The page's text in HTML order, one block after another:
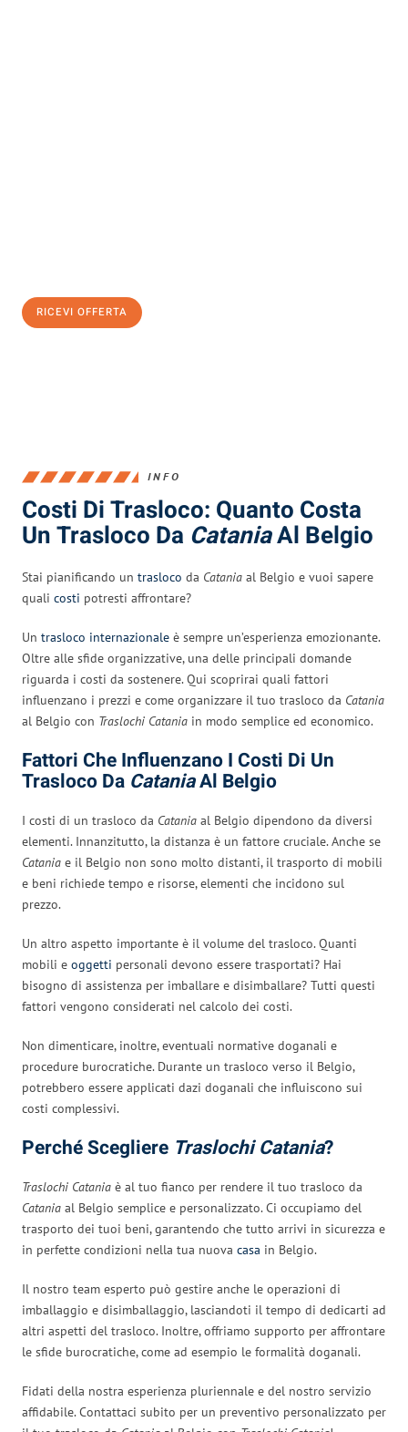
RICEVI OFFERTA
INFO
Costi Di Trasloco: Quanto Costa
Un Trasloco Da CataniaAl Belgio
Stai pianificando un trasloco da Catania al Belgio e vuoi sapere
quali costi potresti affrontare?
Un trasloco internazionale è sempre un’esperienza emozionante.
Oltre alle sfide organizzative, una delle principali domande
riguarda i costi da sostenere. Qui scoprirai quali fattori
influenzano i prezzi e come organizzare il tuo trasloco da Catania
al Belgio con Traslochi Catania in modo semplice ed economico.
Fattori Che Influenzano I Costi Di Un
Trasloco Da CataniaAl Belgio
I costi di un trasloco da Catania al Belgio dipendono da diversi
elementi. Innanzitutto, la distanza è un fattore cruciale. Anche se
Catania e il Belgio non sono molto distanti, il trasporto di mobili
e beni richiede tempo e risorse, elementi che incidono sul
prezzo.
Un altro aspetto importante è il volume del trasloco. Quanti
mobili e oggetti personali devono essere trasportati? Hai
bisogno di assistenza per imballare e disimballare? Tutti questi
fattori vengono considerati nel calcolo dei costi.
Non dimenticare, inoltre, eventuali normative doganali e
procedure burocratiche. Durante un trasloco verso il Belgio,
potrebbero essere applicati dazi doganali che influiscono sui
costi complessivi.
Perché Scegliere Traslochi Catania?
Traslochi Catania è al tuo fianco per rendere il tuo trasloco da
Catania al Belgio semplice e personalizzato. Ci occupiamo del
trasporto dei tuoi beni, garantendo che tutto arrivi in sicurezza e
in perfette condizioni nella tua nuova casa in Belgio.
Il nostro team esperto può gestire anche le operazioni di
imballaggio e disimballaggio, lasciandoti il tempo di dedicarti ad
altri aspetti del trasloco. Inoltre, offriamo supporto per affrontare
le sfide burocratiche, come ad esempio le formalità doganali.
Fidati della nostra esperienza pluriennale e del nostro servizio
affidabile. Contattaci subito per un preventivo personalizzato per